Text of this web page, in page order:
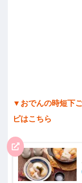
▼おでんの時短下
ピはこちら